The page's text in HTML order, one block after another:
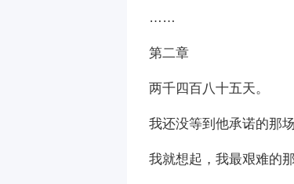
……
第二章
两千四百八十五天。
我还没等到他承诺的那
我就想起，我最艰难的那